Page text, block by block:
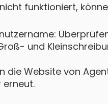
funktioniert,
und
die Website von
erneut.